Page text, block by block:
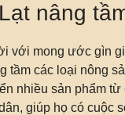
nâng
với mong ước gìn
tầm các loại nông
nhiều sản phẩm
giúp họ có cuộc